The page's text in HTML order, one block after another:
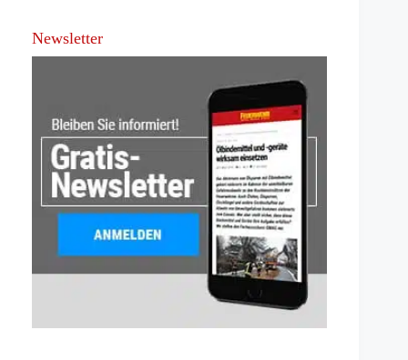
Newsletter